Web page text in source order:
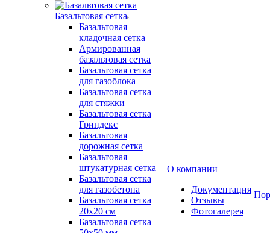
Базальтовая сетка
Базальтовая
кладочная сетка
Армированная
базальтовая сетка
Базальтовая сетка
для газоблока
Базальтовая сетка
для стяжки
Базальтовая сетка
Гриндекс
Базальтовая
дорожная сетка
Базальтовая
штукатурная сетка
Базальтовая сетка
для газобетона
Базальтовая сетка
20x20 см
Базальтовая сетка
О компании
Документация
Отзывы
Фотогалерея